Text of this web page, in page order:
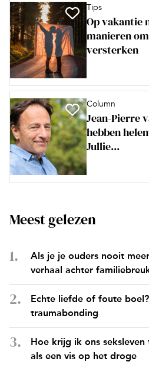
Tips
Op vakantie
manieren
versterken
Column
Jean-Pierre
hebben
Jullie...
Meest gelezen
Als je je ouders nooit
verhaal achter
Echte liefde of foute
traumabonding
Hoe krijg ik ons
als een vis op het droge